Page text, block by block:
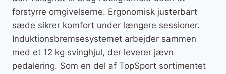
forstyrre omgivelserne. Ergonomisk justerbart
sæde sikrer komfort under længere sessioner.
Induktionsbremsesystemet arbejder sammen
med et 12 kg svinghjul, der leverer jævn
pedalering. Som en del af TopSport sortimentet